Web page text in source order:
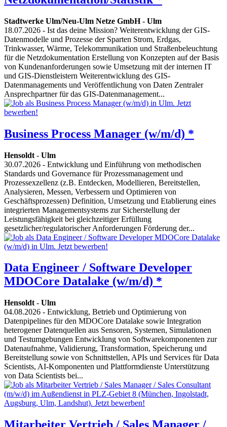
Stadtwerke Ulm/Neu-Ulm Netze GmbH- Ulm
18.07.2026 - Ist das deine Mission? Weiterentwicklung der GIS-
Datenmodelle und Prozesse der Sparten Strom, Erdgas,
Trinkwasser, Wärme, Telekommunikation und Straßenbeleuchtung
für die Netzdokumentation Erstellung von Konzepten auf der Basis
von Kundenanforderungen sowie Umsetzung mit der internen IT
und GIS-Dienstleistern Weiterentwicklung des GIS-
Datenmanagements und Veröffentlichung von Daten Zentraler
Ansprechpartner für das GIS-Datenmanagement...
Business Process Manager (w/m/d) *
Hensoldt - Ulm
30.07.2026 - Entwicklung und Einführung von methodischen
Standards und Governance für Prozessmanagement und
Prozessexzellenz (z.B. Entdecken, Modellieren, Bereitstellen,
Analysieren, Messen, Verbessern und Optimieren von
Geschäftsprozessen) Definition, Umsetzung und Etablierung eines
integrierten Managementsystems zur Sicherstellung der
Leistungsfähigkeit bei gleichzeitiger Erfüllung
gesetzlicher/regulatorischer Anforderungen Förderung der...
Data Engineer / Software Developer
MDOCore Datalake (w/m/d) *
Hensoldt - Ulm
04.08.2026 - Entwicklung, Betrieb und Optimierung von
Datenpipelines für den MDOCore Datalake sowie Integration
heterogener Datenquellen aus Sensoren, Systemen, Simulationen
und Testumgebungen Entwicklung von Softwarekomponenten zur
Datenaufnahme, Validierung, Transformation, Speicherung und
Bereitstellung sowie von Schnittstellen, APIs und Services für Data
Scientists, AI-Komponenten und Plattformdienste Unterstützung
von Data Scientists bei...